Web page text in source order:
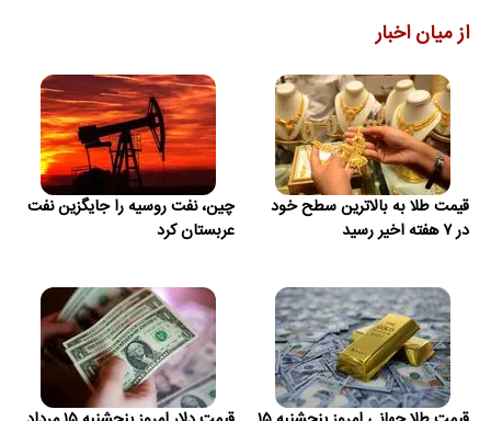
از میان اخبار
قیمت طلا به بالاترین سطح خود
در ۷ هفته اخیر رسید
چین، نفت روسیه را جایگزین نفت
عربستان کرد